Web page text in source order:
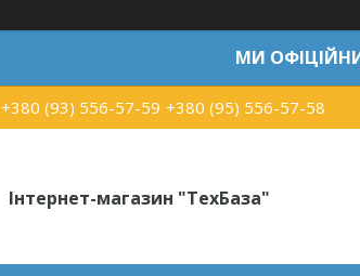
МИ
+380 (93) 556-57-59 +380 (95) 556-57-58
Інтернет-магазин "ТехБаза"